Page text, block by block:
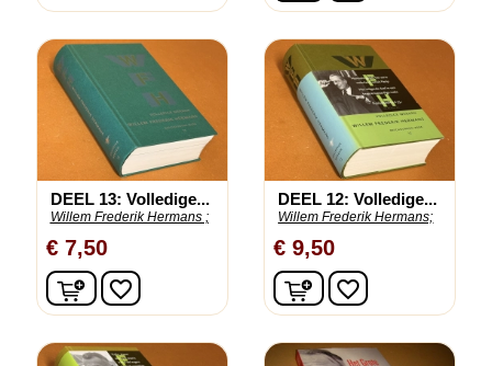
DEEL 13: Volledige...
Willem Frederik Hermans ;
€ 7,50
In winkelwagen
favorite_border
DEEL 12: Volledige...
Willem Frederik Hermans;
€ 9,50
In winkelwagen
favorite_border